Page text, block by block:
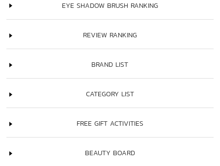
EYE SHADOW BRUSH RANKING
REVIEW RANKING
BRAND LIST
CATEGORY LIST
FREE GIFT ACTIVITIES
BEAUTY BOARD